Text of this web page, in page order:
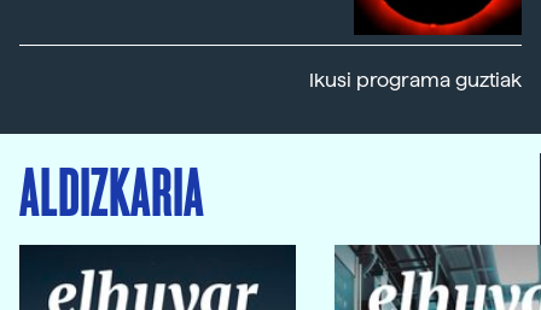
Ikusi programa guztiak
ALDIZKARIA